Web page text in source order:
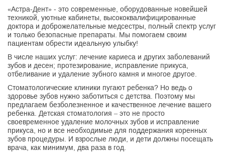
«Астра-Дент» - это современные, оборудованные новейшей
техникой, уютные кабинеты, высококвалифицированные
доктора и доброжелательные медсестры, полный спектр услуг
и только безопасные препараты. Мы помогаем своим
пациентам обрести идеальную улыбку!
В числе наших услуг: лечение кариеса и других заболеваний
зубов и десен; протезирование, исправление прикуса,
отбеливание и удаление зубного камня и многое другое.
Стоматологические клиники пугают ребенка? Но ведь о
здоровье зубов нужно заботиться с детства. Поэтому мы
предлагаем безболезненное и качественное лечение вашего
ребенка. Детская стоматология – это не просто
своевременное удаление молочных зубов и исправление
прикуса, но и все необходимые для поддержания коренных
зубов процедуры. И взрослые люди, и дети должны посещать
врача, как минимум, два раза в год.